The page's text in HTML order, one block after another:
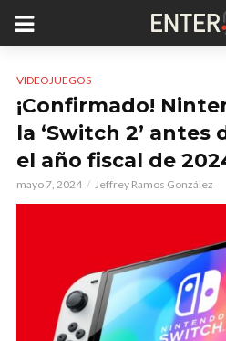
VIDEOJUEGOS
¡Confirmado!
la ‘Switch 2’
el año fiscal de
mayo 7, 2024 Jeffrey Ramos González